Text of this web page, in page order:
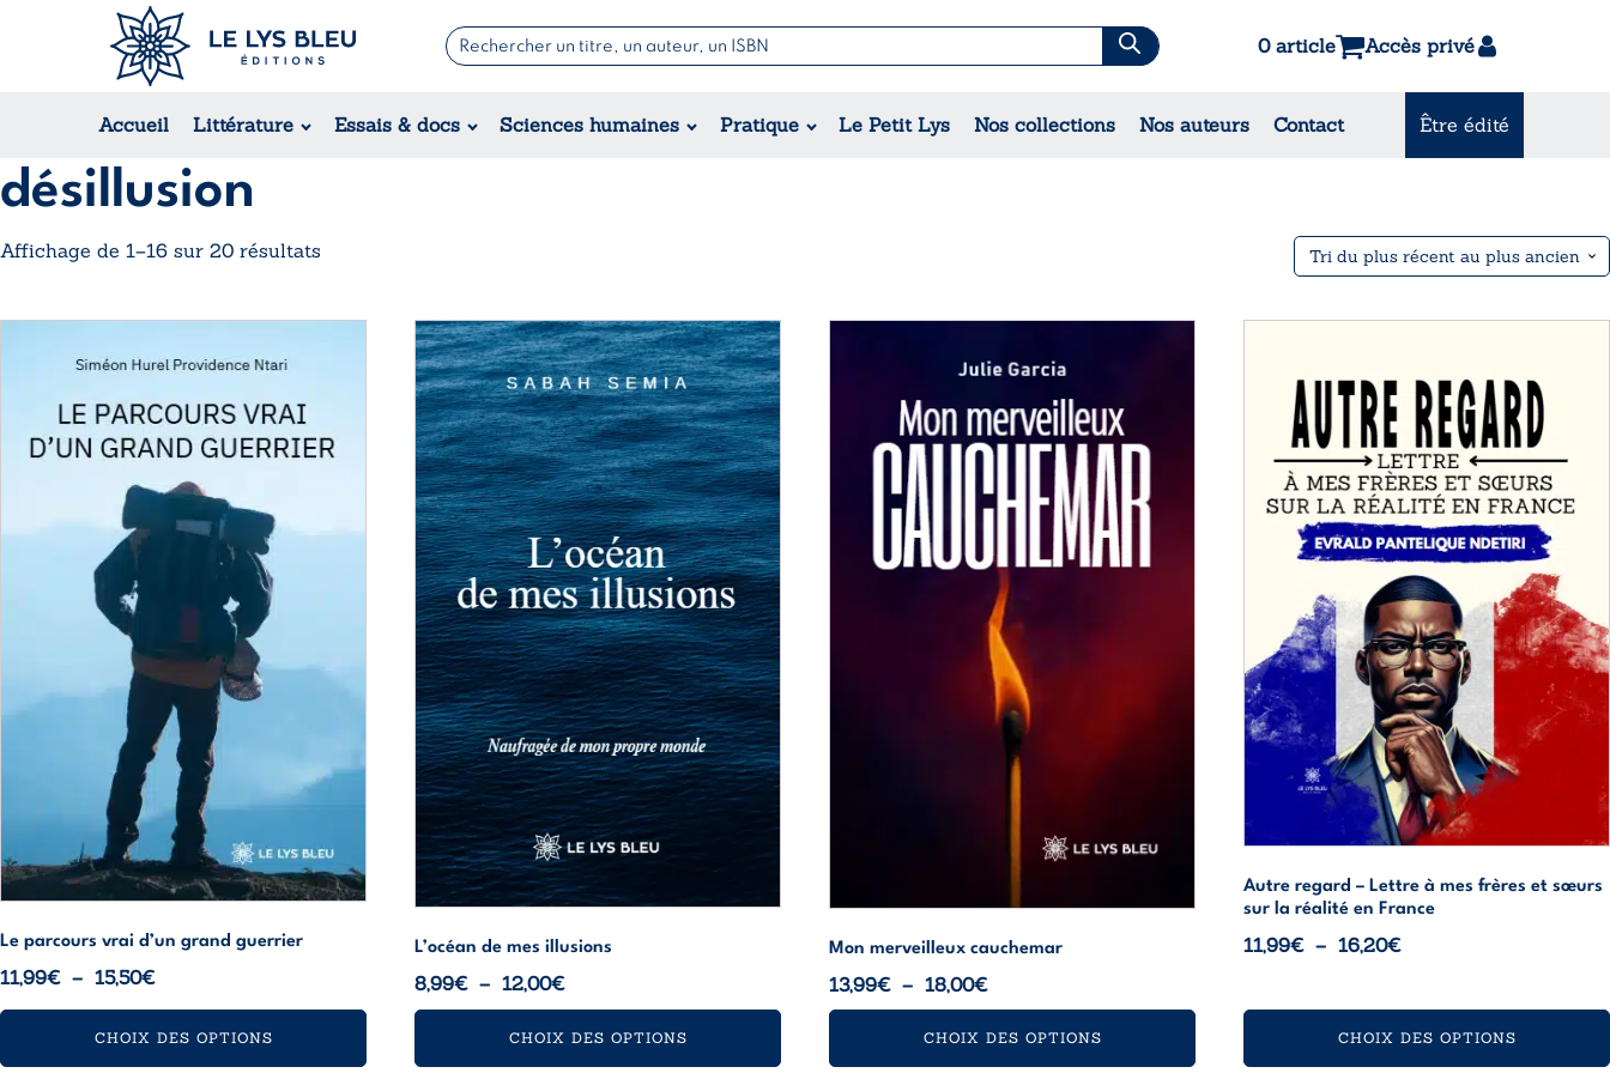
0 article Accès privé
Accueil Littérature Essais & docs Sciences humaines Pratique Le Petit Lys Nos collections Nos auteurs Contact Être édité
Romans
Suspense / Thriller / Policier
Romance
Jeunesse
Nouvelles & Contes
Théâtre
désillusion
Affichage de 1–16 sur 20 résultats
Le parcours vrai d’un grand guerrier
11,99€ – 15,50€Plage
de
prix :
11,99€
CHOIX DES OPTIONS
plusieurs
variations.
du
L’océan de mes illusions
8,99€ – 12,00€Plage
de
prix :
CHOIX DES OPTIONS
Ce
produit
a
plusieurs
variations.
Les
options
peuvent
être
choisies
sur
la
page
du
produit
Mon merveilleux cauchemar
13,99€ – 18,00€Plage
de
prix :
CHOIX DES OPTIONS
plusieurs
variations.
options
Autre regard – Lettre à mes frères et sœurs
sur la réalité en France
11,99€ – 16,20€Plage
prix :
11,99€
à
CHOIX DES OPTIONS
plusieurs
variations.
options
peuvent
choisies
la
page
du
produit